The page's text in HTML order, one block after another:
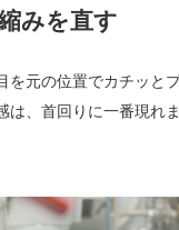
みを直す
を元の位置でカチッと
、首回りに一番現れま